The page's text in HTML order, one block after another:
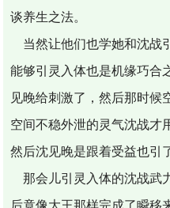
谈养生之法。
当然让他们也学她和沈战
能够引灵入体也是机缘巧合
见晚给刺激了，然后那时候
空间不稳外泄的灵气沈战才
然后沈见晚是跟着受益也引
那会儿引灵入体的沈战武
后竟像大王那样完成了瞬移